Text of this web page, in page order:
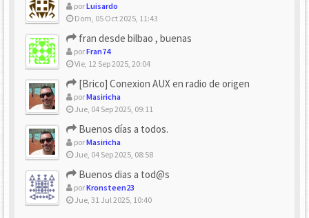
porLuisardo
Dom, 05 Oct 2025, 11:43
fran desde bilbao , buenas
porFran74
Vie, 12 Sep 2025, 20:04
[Brico] Conexion AUX en radio de origen
porMasiricha
Jue, 04 Sep 2025, 09:11
Buenos días a todos.
porMasiricha
Jue, 04 Sep 2025, 08:58
Buenos dias a tod@s
porKronsteen23
Jue, 31 Jul 2025, 10:40